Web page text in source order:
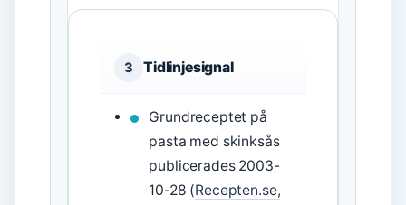
3 Tidlinjesignal
Grundreceptet på
pasta med skinksås
publicerades 2003-
10-28 (Recepten.se,